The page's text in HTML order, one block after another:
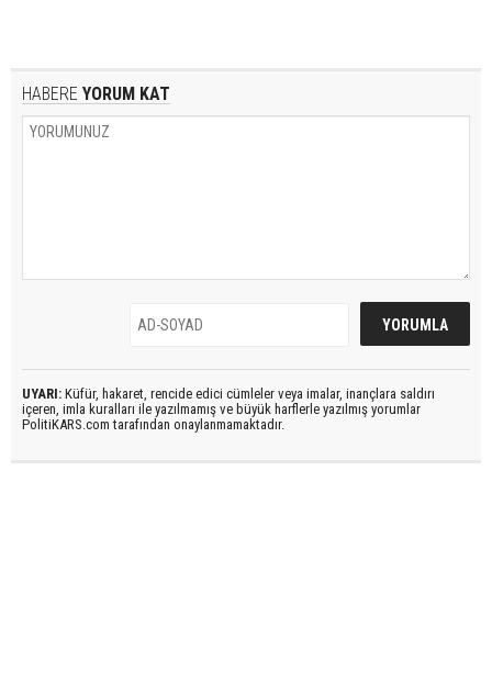
HABERE YORUM KAT
UYARI: Küfür, hakaret, rencide edici cümleler veya imalar, inançlara saldırı
içeren, imla kuralları ile yazılmamış ve büyük harflerle yazılmış yorumlar
PolitiKARS.com tarafından onaylanmamaktadır.